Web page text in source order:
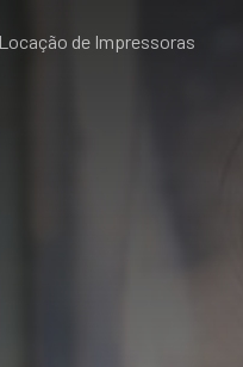
Locação de Impressoras